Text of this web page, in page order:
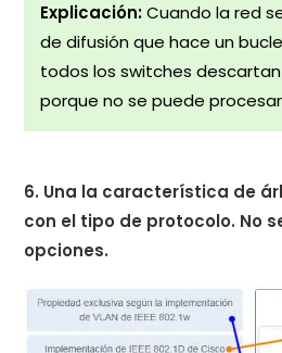
Explicación:Cuando la red
de difusión que hace un
todos los switches
porque no se puede
6. Una la característica de
con el tipo de protocolo. No
opciones.